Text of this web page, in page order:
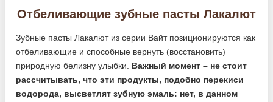
Отбеливающие зубные пасты Лакалют
Зубные пасты Лакалют из серии Вайт позиционируются как
отбеливающие и способные вернуть (восстановить)
природную белизну улыбки. Важный момент – не стоит
рассчитывать, что эти продукты, подобно перекиси
водорода, высветлят зубную эмаль: нет, в данном